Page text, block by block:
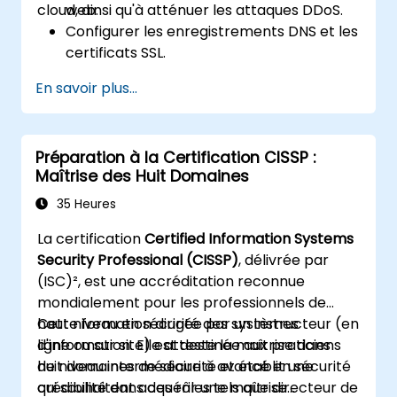
cloud, ainsi qu'à atténuer les attaques DDoS.
web.
Configurer les enregistrements DNS et les
certificats SSL.
diffusion de contenu et la mise en cache.
Protéger leurs sites web des attaques
DDoS.
Mettre en place des règles de pare-feu
pour restreindre le trafic vers leurs sites
web.
En savoir plus...
Préparation à la Certification CISSP :
Maîtrise des Huit Domaines
35 Heures
La certificationCertified Information Systems
Security Professional (CISSP), délivrée par
(ISC)², est une accréditation reconnue
mondialement pour les professionnels de
haut niveau en sécurité des systèmes
d'information. Elle atteste la maîtrise dans
huit domaines de sécurité et établit une
crédibilité dans des rôles tels que directeur de
Cette formation dirigée par un instructeur (en
ligne ou sur site) est destinée aux praticiens
de niveau intermédiaire à avancé en sécurité
qui souhaitent acquérir une maîtrise